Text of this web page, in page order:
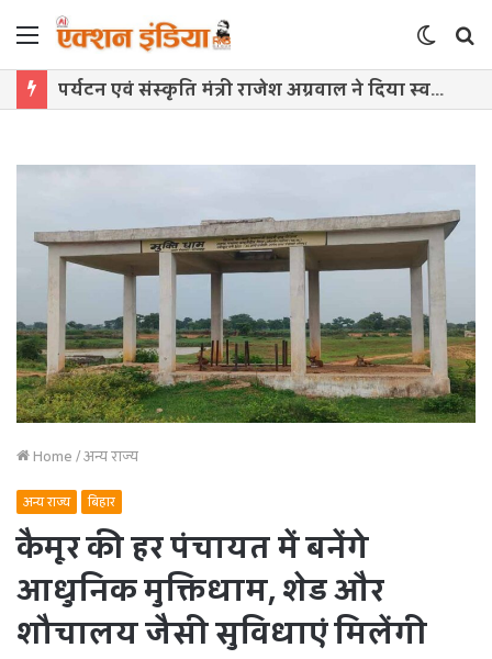
Menu
Switch
skin
पर्यटन एवं संस्कृति मंत्री राजेश अग्रवाल ने दिया स्वदेशी अपनाने का संदेश
Home/अन्य राज्य
अन्य राज्य बिहार
कैमूर की हर पंचायत में बनेंगे
आधुनिक मुक्तिधाम, शेड और
शौचालय जैसी सुविधाएं मिलेंगी